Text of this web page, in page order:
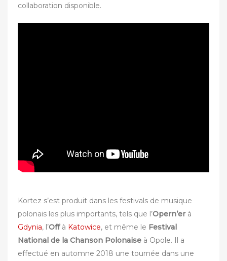
collaboration disponible.
Kortez s’est produit dans les festivals de musique
polonais les plus importants, tels que l’Opern’erà
Gdynia, l’Offà Katowice, et même le Festival
National de la Chanson Polonaise à Opole. Il a
effectué en automne 2018 une tournée dans une